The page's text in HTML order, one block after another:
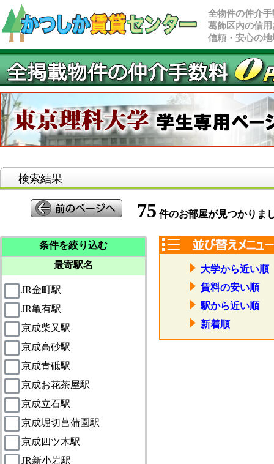
全物件の仲介
葛飾区内の信
信頼・安心の
検索結果
75 件のお部屋が見つかりま
条件を絞り込む
最寄駅名
JR金町駅
JR亀有駅
京成柴又駅
京成高砂駅
京成青砥駅
京成お花茶屋駅
京成立石駅
京成堀切菖蒲園駅
京成四ツ木駅
JR新小岩駅
大学から近い順
賃料の安い順
駅から近い順
新着順